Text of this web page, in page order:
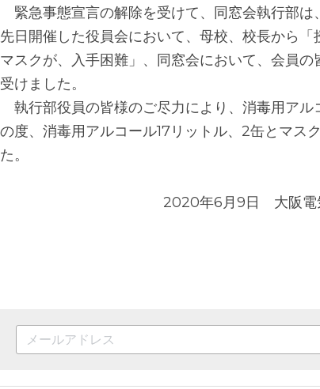
緊急事態宣言の解除を受けて、同窓会執行部は
先日開催した役員会において、母校、校長から
マスクが、入手困難」、同窓会において、会員
受けました。
執行部役員の皆様のご尽力により、消毒用アル
の度、消毒用アルコール17リットル、2缶とマス
た。
2020年6月9日　大阪